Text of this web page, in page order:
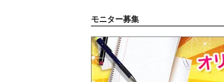
モニター募集